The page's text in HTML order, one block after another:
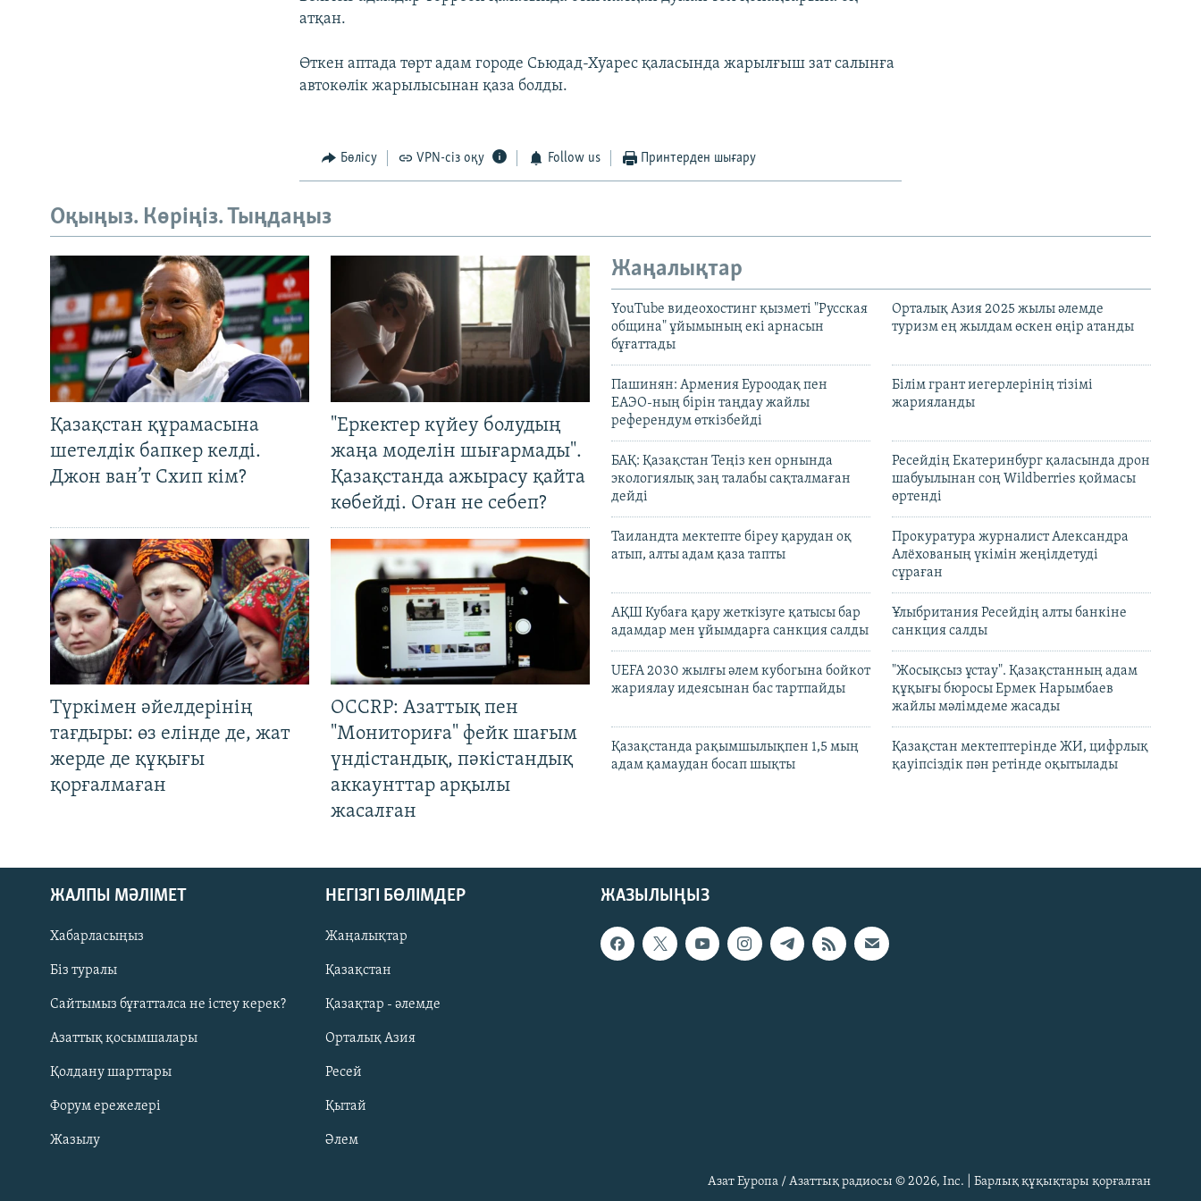
Русский
ЖАЗЫЛЫҢЫЗ
атқан.
Өткен аптада төрт адам городе Сьюдад-Хуарес қаласында жарылғыш зат салынға
автокөлік жарылысынан қаза болды.
Бөлісу VPN-сіз оқу Follow us Принтерден шығару
Оқыңыз. Көріңіз. Тыңдаңыз
Қазақстан құрамасына
шетелдік бапкер келді.
Джон ван’т Схип кім?
"Еркектер күйеу болудың
жаңа моделін шығармады".
Қазақстанда ажырасу қайта
көбейді. Оған не себеп?
Түркімен әйелдерінің
тағдыры: өз елінде де, жат
жерде де құқығы
қорғалмаған
OCCRP: Азаттық пен
"Мониториға" фейк шағым
үндістандық, пәкістандық
аккаунттар арқылы
жасалған
Жаңалықтар
YouTube видеохостинг қызметі "Русская
община" ұйымының екі арнасын
бұғаттады
Орталық Азия 2025 жылы әлемде
туризм ең жылдам өскен өңір атанды
Пашинян: Армения Еуроодақ пен
ЕАЭО-ның бірін таңдау жайлы
референдум өткізбейді
Білім грант иегерлерінің тізімі
жарияланды
БАҚ: Қазақстан Теңіз кен орнында
экологиялық заң талабы сақталмаған
дейді
Ресейдің Екатеринбург қаласында дрон
шабуылынан соң Wildberries қоймасы
өртенді
Таиландта мектепте біреу қарудан оқ
атып, алты адам қаза тапты
Прокуратура журналист Александра
Алёхованың үкімін жеңілдетуді
сұраған
АҚШ Кубаға қару жеткізуге қатысы бар
адамдар мен ұйымдарға санкция салды
Ұлыбритания Ресейдің алты банкіне
санкция салды
UEFA 2030 жылғы әлем кубогына бойкот
жариялау идеясынан бас тартпайды
"Жосықсыз ұстау". Қазақстанның адам
құқығы бюросы Ермек Нарымбаев
жайлы мәлімдеме жасады
Қазақстанда рақымшылықпен 1,5 мың
адам қамаудан босап шықты
Қазақстан мектептерінде ЖИ, цифрлық
қауіпсіздік пән ретінде оқытылады
ЖАЗЫЛЫҢЫЗ
ЖАЛПЫ МӘЛІМЕТ
Хабарласыңыз
Біз туралы
Сайтымыз бұғатталса не істеу керек?
Азаттық қосымшалары
Қолдану шарттары
Форум ережелері
Жазылу
НЕГІЗГІ БӨЛІМДЕР
Жаңалықтар
Қазақстан
Қазақтар - әлемде
Орталық Азия
Ресей
Қытай
Әлем
Азат Еуропа / Азаттық радиосы © 2026, Inc. | Барлық құқықтары қорғалған